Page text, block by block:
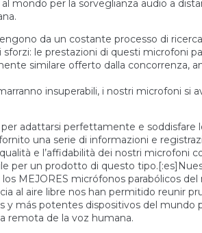
mondo per la sorveglianza audio a
da un costante processo di
le prestazioni di questi microfoni
similare offerto dalla concorrenza,
insuperabili, i nostri microfoni si
adattarsi perfettamente e soddisfare
una serie di informazioni e
e l’affidabilità dei nostri microfoni
per un prodotto di questo
MEJORES micrófonos parabólicos del
al aire libre nos han permitido reunir
más potentes dispositivos del mundo
remota de la voz humana.